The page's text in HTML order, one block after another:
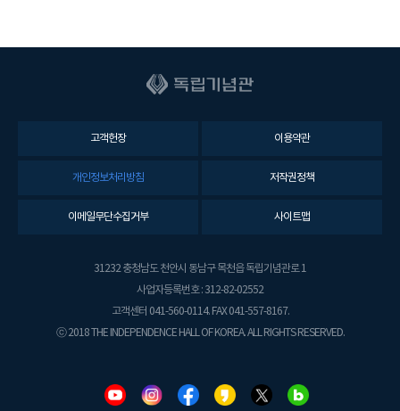
고객헌장 이용약관
개인정보처리방침 저작권정책
이메일무단수집거부 사이트맵
31232 충청남도 천안시 동남구 목천읍 독립기념관로 1
사업자등록번호 : 312-82-02552
고객센터 041-560-0114. FAX 041-557-8167.
ⓒ 2018 THE INDEPENDENCE HALL OF KOREA. ALL RIGHTS RESERVED.